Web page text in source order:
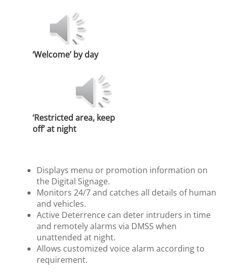
‘Welcome’ by day
‘Restricted area, keep
off’ at night
Displays menu or promotion information on
the Digital Signage.
Monitors 24/7 and catches all details of human
and vehicles.
Active Deterrence can deter intruders in time
and remotely alarms via DMSS when
unattended at night.
Allows customized voice alarm according to
requirement.